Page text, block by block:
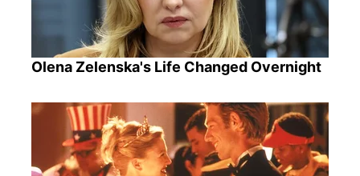
Olena Zelenska's Life Changed Overnight